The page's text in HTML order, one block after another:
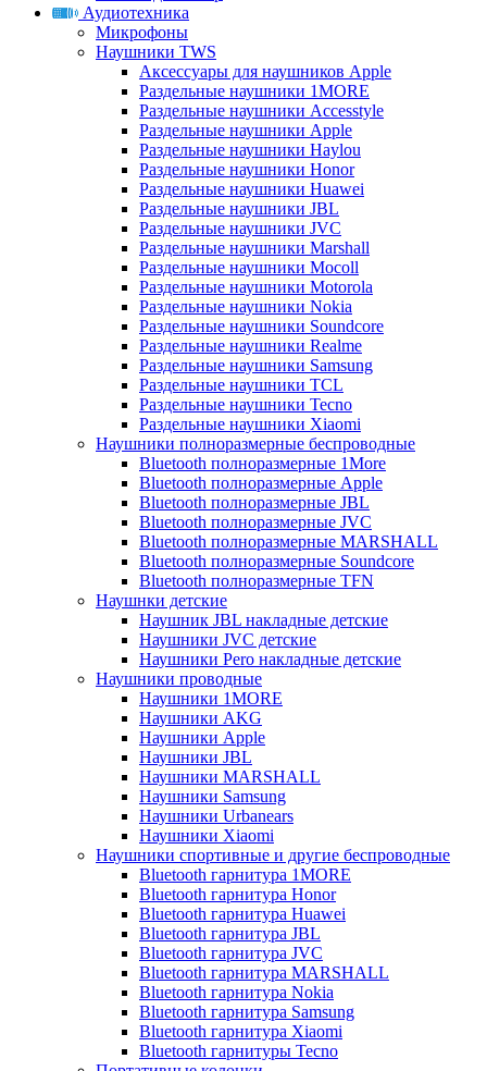
Аудиотехника
Микрофоны
Наушники TWS
Аксессуары для наушников Apple
Раздельные наушники 1MORE
Раздельные наушники Accesstyle
Раздельные наушники Apple
Раздельные наушники Haylou
Раздельные наушники Honor
Раздельные наушники Huawei
Раздельные наушники JBL
Раздельные наушники JVC
Раздельные наушники Marshall
Раздельные наушники Mocoll
Раздельные наушники Motorola
Раздельные наушники Nokia
Раздельные наушники Soundcore
Раздельные наушники Realme
Раздельные наушники Samsung
Раздельные наушники TCL
Раздельные наушники Tecno
Раздельные наушники Xiaomi
Наушники полноразмерные беспроводные
Bluetooth полноразмерные 1More
Bluetooth полноразмерные Apple
Bluetooth полноразмерные JBL
Bluetooth полноразмерные JVC
Bluetooth полноразмерные MARSHALL
Bluetooth полноразмерные Soundcore
Bluetooth полноразмерные TFN
Наушнки детские
Наушник JBL накладные детские
Наушники JVC детские
Наушники Pero накладные детские
Наушники проводные
Наушники 1MORE
Наушники AKG
Наушники Apple
Наушники JBL
Наушники MARSHALL
Наушники Samsung
Наушники Urbanears
Наушники Xiaomi
Наушники спортивные и другие беспроводные
Bluetooth гарнитура 1MORE
Bluetooth гарнитура Honor
Bluetooth гарнитура Huawei
Bluetooth гарнитура JBL
Bluetooth гарнитура JVC
Bluetooth гарнитура MARSHALL
Bluetooth гарнитура Nokia
Bluetooth гарнитура Samsung
Bluetooth гарнитура Xiaomi
Bluetooth гарнитуры Tecno